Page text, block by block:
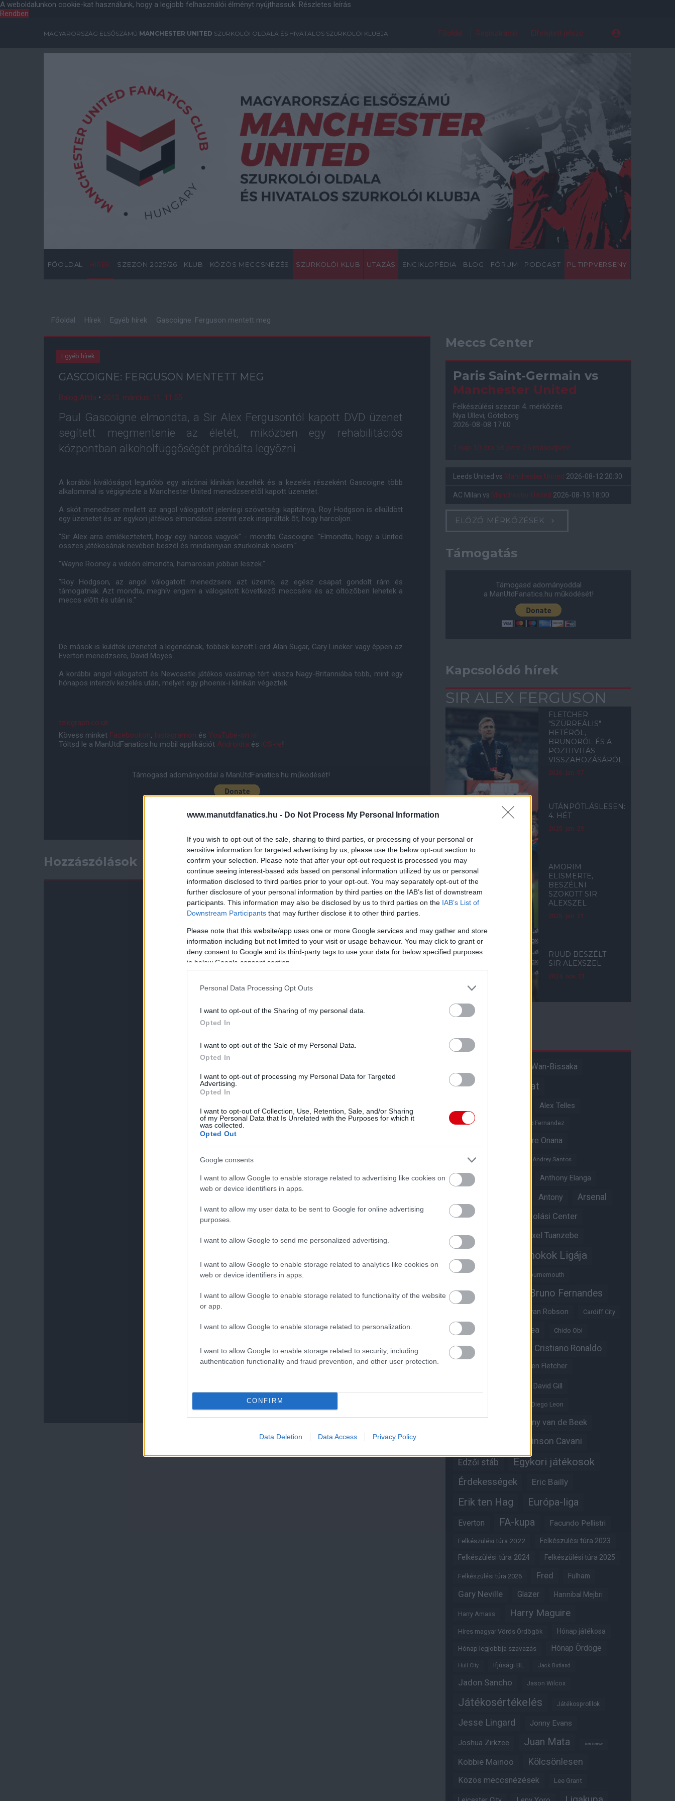
www.manutdfanatics.hu - Do Not Process My Personal Information
If you wish to opt-out of the sale, sharing to third parties, or processing of your personal or
sensitive information for targeted advertising by us, please use the below opt-out section to
confirm your selection. Please note that after your opt-out request is processed you may
continue seeing interest-based ads based on personal information utilized by us or personal
information disclosed to third parties prior to your opt-out. You may separately opt-out of the
further disclosure of your personal information by third parties on the IAB’s list of downstream
participants. This information may also be disclosed by us to third parties on the IAB’s List of
Downstream Participants that may further disclose it to other third parties.
Please note that this website/app uses one or more Google services and may gather and store
information including but not limited to your visit or usage behaviour. You may click to grant or
deny consent to Google and its third-party tags to use your data for below specified purposes
in below Google consent section.
Personal Data Processing Opt Outs
I want to opt-out of the Sharing of my personal data.
Opted In
I want to opt-out of the Sale of my Personal Data.
Opted In
I want to opt-out of processing my Personal Data for Targeted
Advertising.
Opted In
I want to opt-out of Collection, Use, Retention, Sale, and/or Sharing
of my Personal Data that Is Unrelated with the Purposes for which it
was collected.
Opted Out
Google consents
I want to allow Google to enable storage related to advertising like cookies on
web or device identifiers in apps.
I want to allow my user data to be sent to Google for online advertising
purposes.
I want to allow Google to send me personalized advertising.
I want to allow Google to enable storage related to analytics like cookies on
web or device identifiers in apps.
I want to allow Google to enable storage related to functionality of the website
or app.
I want to allow Google to enable storage related to personalization.
I want to allow Google to enable storage related to security, including
authentication functionality and fraud prevention, and other user protection.
CONFIRM
Data Deletion Data Access Privacy Policy
A weboldalunkon cookie-kat használunk, hogy a legjobb felhasználói élményt nyújthassuk. Részletes leírás
Rendben
MAGYARORSZÁG ELSŐSZÁMÚ MANCHESTER UNITED SZURKOLÓI OLDALA ÉS HIVATALOS SZURKOLÓI KLUBJA Főoldal Regisztráció Elfelejtett jelszó
FŐOLDAL HÍREK SZEZON 2025/26 KLUB KÖZÖS MECCSNÉZÉS SZURKOLÓI KLUB UTAZÁS ENCIKLOPÉDIA BLOG FÓRUM PODCAST PL TIPPVERSENY
Főoldal Hírek Egyéb hírek Gascoigne: Ferguson mentett meg
Egyéb hírek
GASCOIGNE: FERGUSON MENTETT MEG
Balog Attila • 2013. március. 11. 11:55
Paul Gascoigne elmondta, a Sir Alex Fergusontól kapott DVD üzenet
segített megmentenie az életét, miközben egy rehabilitációs
központban alkoholfüggõségét próbálta legyõzni.
A korábbi kiválóságot legutóbb egy arizónai klinikán kezelték és a kezelés részeként Gascoigne több
alkalommal is végignézte a Manchester United menedzserétõl kapott üzenetet.
A skót menedzser mellett az angol válogatott jelenlegi szövetségi kapitánya, Roy Hodgson is elküldött
egy üzenetet és az egykori játékos elmondása szerint ezek inspirálták õt, hogy harcoljon.
"Sir Alex arra emlékeztetett, hogy egy harcos vagyok" - mondta Gascoigne. "Elmondta, hogy a United
összes játékosának nevében beszél és mindannyian szurkolnak nekem."
"Wayne Rooney a videón elmondta, hamarosan jobban leszek."
"Roy Hodgson, az angol válogatott menedzsere azt üzente, az egész csapat gondolt rám és
támogatnak. Azt mondta, meghív engem a válogatott következõ meccsére és az öltözõben lehetek a
meccs elõtt és után is."
De mások is küldtek üzenetet a legendának, többek között Lord Alan Sugar, Gary Lineker vagy éppen az
Everton menedzsere, David Moyes.
A korábbi angol válogatott és Newcastle játékos vasárnap tért vissza Nagy-Britanniába több, mint egy
hónapos intenzív kezelés után, melyet egy phoenix-i klinikán végeztek.
telegraph.co.uk
Kövess minket Facebookon, Instagramon és YouTube-on is!
Töltsd le a ManUtdFanatics.hu mobil applikációt Androidra és iOS-re!
Támogasd adományoddal a ManUtdFanatics.hu működését!
Hozzászólások
Meccs Center
Paris Saint-Germain vs
Manchester United
Felkészülési szezon 4. mérkőzés
Nya Ullevi, Göteborg
2026-08-08 17:00
1 nap 10 óra 58 perc 24 másodperc
Leeds United vs Manchester United 2026-08-12 20:30
AC Milan vs Manchester United 2026-08-15 18:00
ELŐZŐ MÉRKŐZÉSEK
Támogatás
Támogasd adományoddal
a ManUtdFanatics.hu működését!
Kapcsolódó hírek
SIR ALEX FERGUSON
FLETCHER
"SZÜRREÁLIS"
HETÉRŐL,
BRUNORÓL ÉS A
POZITIVITÁS
VISSZAHOZÁSÁRÓL
2026. jan. 07.
UTÁNPÓTLÁSLESEN:
4. HÉT
2025. jan. 29.
AMORIM
ELISMERTE,
BESZÉLNI
SZOKOTT SIR
ALEXSZEL
2025. jan. 21.
RUUD BESZÉLT
SIR ALEXSZEL
2024. nov. 01.
Aaron Wan-Bissaka
Akadémiai csapat
Alex Telles
Altay Bayindir Alvaro Fernandez
Andre Onana
Andreas Pereira
Andrey Santos
Angol válogatott Anthony Elanga
Antony Arsenal
Aston Villa Átigazolási Center
Átigazolások Axel Tuanzebe
Bajnokok Ligája
Benjamin Sesko Bournemouth
Brandon Williams Bruno Fernandes
Bryan Robson Cardiff City
Casemiro Chelsea Chido Obi
Christian Eriksen Cristiano Ronaldo
Darren Fletcher
David Gill
Diego Leon
Donny van de Beek
Edinson Cavani
Edzői stáb Egykori játékosok
Érdekességek Eric Bailly
Erik ten Hag Európa-liga
Everton FA-kupa Facundo Pellistri
Felkészülési túra 2022 Felkészülési túra 2023
Felkészülési túra 2024 Felkészülési túra 2025
Felkészülési túra 2026 Fred Fulham
Gary Neville Glazer Hannibal Mejbri
Harry Amass Harry Maguire
Híres magyar Vörös Ördögök Hónap játékosa
Hónap legjobbja szavazás Hónap Ördöge
Hull City Ifjúsági BL Jack Butland
Jadon Sancho Jason Wilcox
Játékosértékelés Játékosprofilok
Jesse Lingard Jonny Evans
Joshua Zirkzee Juan Mata Karl Darlow
Kobbie Mainoo Kölcsönlesen
Közös meccsnézések Lee Grant